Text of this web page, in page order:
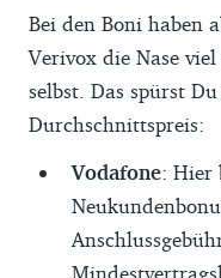
Bei den Boni haben
Verivox die Nase
selbst. Das spürst
Durchschnittspreis:
Vodafone: Hier